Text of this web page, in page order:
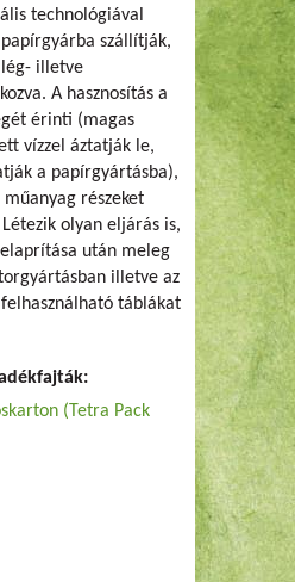
technológiával
szállítják,
illetve
A hasznosítás a
érinti (magas
vízzel áztatják le,
a papírgyártásba),
részeket
olyan eljárás is,
után meleg
illetve az
táblákat
(Tetra Pack